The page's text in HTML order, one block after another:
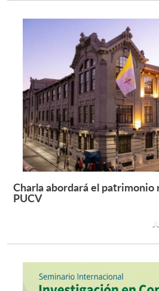
Charla abordará el patrimonio
PUCV